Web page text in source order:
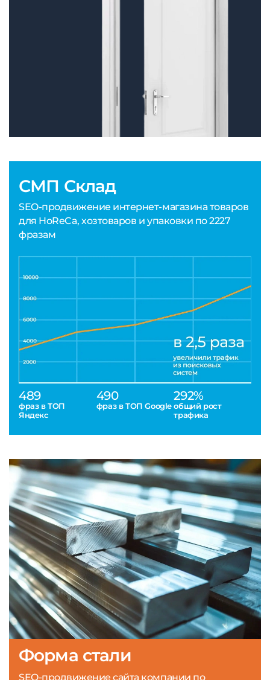
СМП Склад
SEO-продвижение интернет-магазина товаров
для HoReCa, хозтоваров и упаковки по 2227
фразам
489
фраз в ТОП
Яндекс
490
фраз в ТОП Google
292%
общий рост
трафика
Форма стали
SEO-продвижение сайта компании по